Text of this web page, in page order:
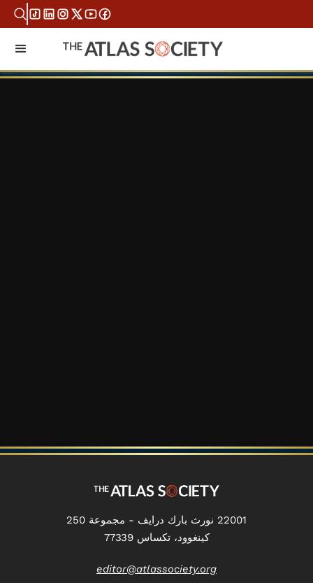
22001 نورث بارك درايف - مجموعة 250
كينغوود، تكساس 77339
editor@atlassociety.org